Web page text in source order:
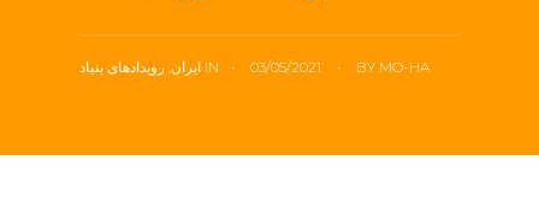
BY MO-HA
•
03/05/2021
•
IN ایران, رویداد‌های بنیاد